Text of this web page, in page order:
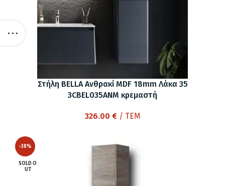
Στήλη BELLA Ανθρακί MDF 18mm Λάκα 35
3CBEL035ANM κρεμαστή
326.00 €/ ΤΕΜ
-38%
SOLD O
UT